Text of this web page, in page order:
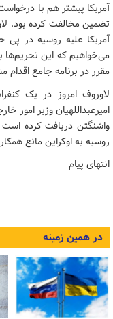
آمریکا پیشتر هم با
تضمین مخالفت کرده بود.
آمریکا علیه روسیه در پی
می‌خواهیم که این تحریم‌ها
مقرر در برنامه جامع
لاوروف امروز در یک
امیرعبداللهیان وزیر
واشنگتن دریافت کرده
روسیه به اوکراین مانع
انتهای پیام
در همین زمینه